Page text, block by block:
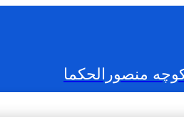
منصورالحکما